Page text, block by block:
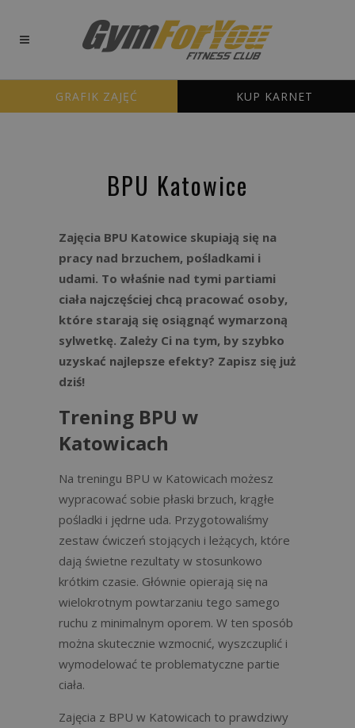
GRAFIK ZAJĘĆ KUP KARNET
BPU Katowice
Zajęcia BPU Katowice skupiają się na
pracy nad brzuchem, pośladkami i
udami. To właśnie nad tymi partiami
ciała najczęściej chcą pracować osoby,
które starają się osiągnąć wymarzoną
sylwetkę. Zależy Ci na tym, by szybko
uzyskać najlepsze efekty? Zapisz się już
dziś!
Trening BPU w
Katowicach
Na treningu BPU w Katowicach możesz
wypracować sobie płaski brzuch, krągłe
pośladki i jędrne uda. Przygotowaliśmy
zestaw ćwiczeń stojących i leżących, które
dają świetne rezultaty w stosunkowo
krótkim czasie. Głównie opierają się na
wielokrotnym powtarzaniu tego samego
ruchu z minimalnym oporem. W ten sposób
można skutecznie wzmocnić, wyszczuplić i
wymodelować te problematyczne partie
ciała.
Zajęcia z BPU w Katowicach to prawdziwy